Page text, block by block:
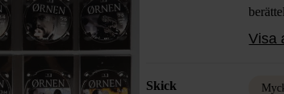
totalt
tidlös
Visa
Skick